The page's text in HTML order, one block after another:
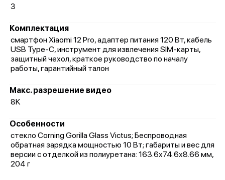
3
Комплектация
смартфон Xiaomi 12 Pro, адаптер питания 120 Вт, кабель
USB Type-C, инструмент для извлечения SIM-карты,
защитный чехол, краткое руководство по началу
работы, гарантийный талон
Макс. разрешение видео
8K
Особенности
стекло Corning Gorilla Glass Victus; Беспроводная
обратная зарядка мощностью 10 Вт; габариты и вес для
версии с отделкой из полиуретана: 163.6x74.6x8.66 мм,
204 г